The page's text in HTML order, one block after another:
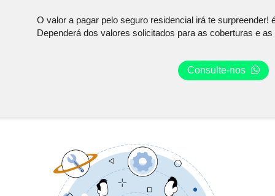
O valor a pagar pelo seguro residencial irá te
Dependerá dos valores solicitados para as coberturas e
Consulte-nos